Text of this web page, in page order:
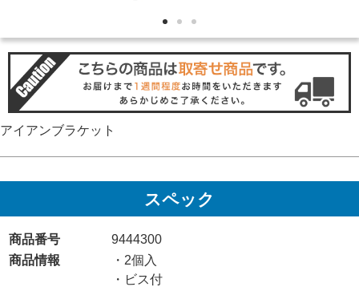
アイアンブラケット
スペック
商品番号
9444300
商品情報
・2個入
・ビス付